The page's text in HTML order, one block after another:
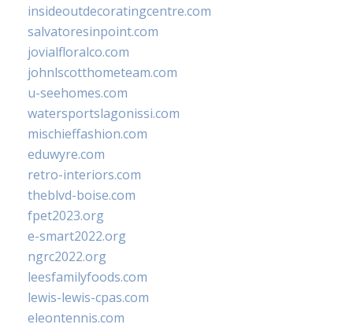
insideoutdecoratingcentre.com
salvatoresinpoint.com
jovialfloralco.com
johnlscotthometeam.com
u-seehomes.com
watersportslagonissi.com
mischieffashion.com
eduwyre.com
retro-interiors.com
theblvd-boise.com
fpet2023.org
e-smart2022.org
ngrc2022.org
leesfamilyfoods.com
lewis-lewis-cpas.com
eleontennis.com